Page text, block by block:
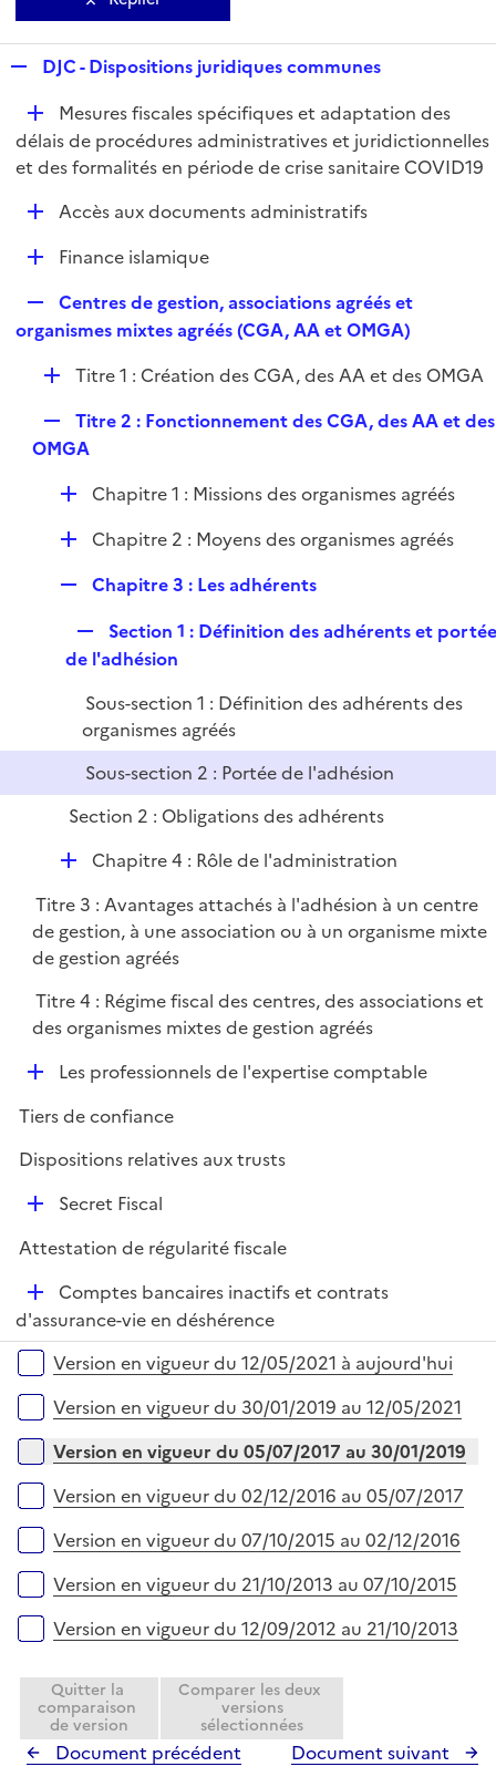
p
l
i
e
r
DJC - Dispositions juridiques communes
D
é
p
Mesures fiscales spécifiques et adaptation des
délais de procédures administratives et juridictionnelles
et des formalités en période de crise sanitaire COVID19
D
e
r
Accès aux documents administratifs
D
p
l
i
e
r
Finance islamique
e
l
r
Centres de gestion, associations agréés et
organismes mixtes agréés (CGA, AA et OMGA)
D
l
i
e
r
Titre 1 : Création des CGA, des AA et des OMGA
e
l
i
e
r
Titre 2 : Fonctionnement des CGA, des AA et des
OMGA
D
e
r
Chapitre 1 : Missions des organismes agréés
D
p
e
r
Chapitre 2 : Moyens des organismes agréés
p
l
e
r
Chapitre 3 : Les adhérents
e
l
i
r
Section 1 : Définition des adhérents et
de l'adhésion
Sous-section 1 : Définition des adhérents des
organismes agréés
Sous-section 2 : Portée de l'adhésion
Section 2 : Obligations des adhérents
D
p
l
i
e
r
Chapitre 4 : Rôle de l'administration
Titre 3 : Avantages attachés à l'adhésion à un centre
de gestion, à une association ou à un organisme mixte
de gestion agréés
Titre 4 : Régime fiscal des centres, des associations et
des organismes mixtes de gestion agréés
D
p
l
i
Les professionnels de l'expertise comptable
Tiers de confiance
Dispositions relatives aux trusts
D
p
e
r
Secret Fiscal
Attestation de régularité fiscale
D
é
p
e
r
Comptes bancaires inactifs et contrats
d'assurance-vie en déshérence
Versions sur la période
Version en vigueur du 12/05/2021 à aujourd'hui
Version en vigueur du 30/01/2019 au 12/05/2021
Version en vigueur du 05/07/2017 au 30/01/2019
Version en vigueur du 02/12/2016 au 05/07/2017
Version en vigueur du 07/10/2015 au 02/12/2016
Version en vigueur du 21/10/2013 au 07/10/2015
Version en vigueur du 12/09/2012 au 21/10/2013
Quitter la
comparaison
de version
Comparer les deux
versions
sélectionnées
Document précédent Document suivant